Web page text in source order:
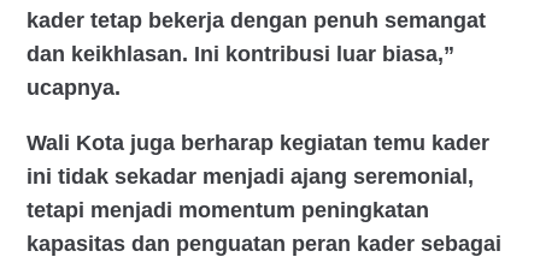
kader tetap bekerja dengan penuh semangat
dan keikhlasan. Ini kontribusi luar biasa,”
ucapnya.
Wali Kota juga berharap kegiatan temu kader
ini tidak sekadar menjadi ajang seremonial,
tetapi menjadi momentum peningkatan
kapasitas dan penguatan peran kader sebagai